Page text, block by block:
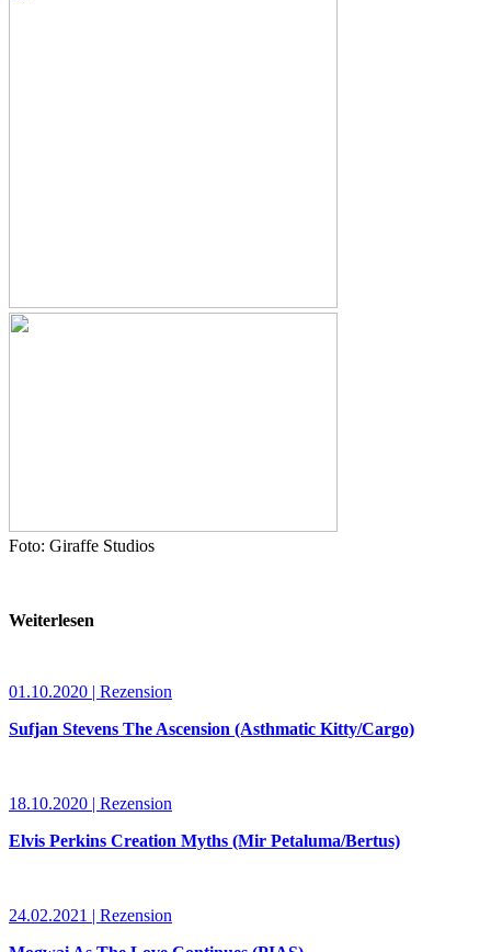
Foto: Giraffe Studios
Weiterlesen
01.10.2020 | Rezension
Sufjan Stevens The Ascension (Asthmatic Kitty/Cargo)
18.10.2020 | Rezension
Elvis Perkins Creation Myths (Mir Petaluma/Bertus)
24.02.2021 | Rezension